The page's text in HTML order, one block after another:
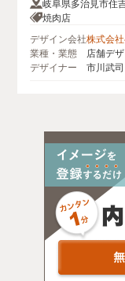
岐阜県多治見市住
6ファインビル住吉
焼肉店
デザイン会社株式会
業種・業態
店舗デ
デザイナー
市川武司